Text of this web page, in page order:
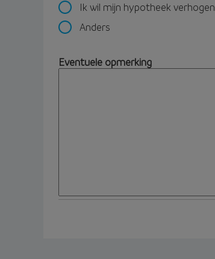
Ik wil mijn hypotheek verhogen
Anders
Eventuele opmerking